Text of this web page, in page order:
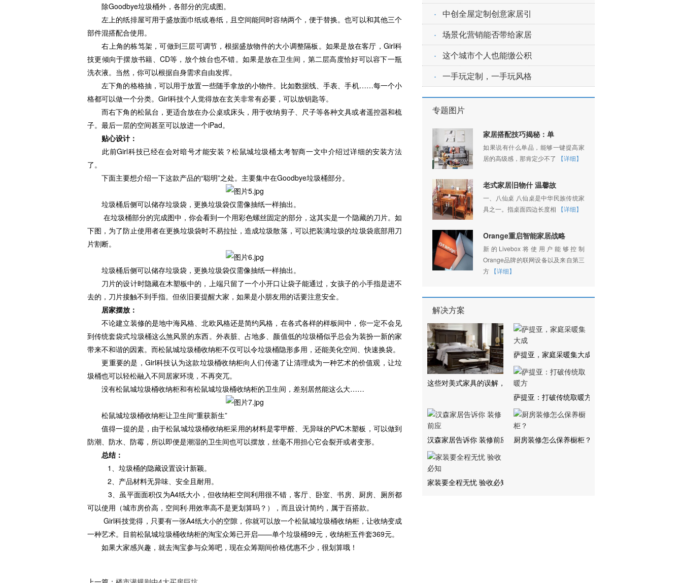
除Goodbye垃圾桶外，各部分的完成图。
左上的纸排屋可用于盛放面巾纸或卷纸，且空间能同时容纳两个，便于替换。也可以和其他三个
部件混搭配合使用。
右上角的栋笃架，可做到三层可调节，根据盛放物件的大小调整隔板。如果是放在客厅，Girl科
技更倾向于摆放书籍、CD等，放个烛台也不错。如果是放在卫生间，第二层高度恰好可以容下一瓶
洗衣液。当然，你可以根据自身需求自由发挥。
左下角的格格抽，可以用于放置一些随手拿放的小物件。比如数据线、手表、手机……每一个小
格都可以做一个分类。Girl科技个人觉得放在玄关非常有必要，可以放钥匙等。
而右下角的松鼠台，更适合放在办公桌或床头，用于收纳剪子、尺子等各种文具或者遥控器和梳
子。最后一层的空间甚至可以放进一个iPad。
贴心设计 ：
此前Girl科技已经在会对暗号才能安装？松鼠城垃圾桶太考智商一文中介绍过详细的安装方法
了。
下面主要想介绍一下这款产品的“聪明”之处。主要集中在Goodbye垃圾桶部分。
垃圾桶后侧可以储存垃圾袋，更换垃圾袋仅需像抽纸一样抽出。
在垃圾桶部分的完成图中，你会看到一个用彩色螺丝固定的部分，这其实是一个隐藏的刀片。如
下图，为了防止使用者在更换垃圾袋时不易拉扯，造成垃圾散落，可以把装满垃圾的垃圾袋底部用刀
片割断。
垃圾桶后侧可以储存垃圾袋，更换垃圾袋仅需像抽纸一样抽出。
刀片的设计时隐藏在木塑板中的，上端只留了一个小开口让袋子能通过，女孩子的小手指是进不
去的，刀片接触不到手指。但依旧要提醒大家，如果是小朋友用的话要注意安全。
居家摆放：
不论建立装修的是地中海风格、北欧风格还是简约风格，在各式各样的样板间中，你一定不会见
到传统套袋式垃圾桶这么煞风景的东西。外表脏、占地多、颜值低的垃圾桶似乎总会为装扮一新的家
带来不和谐的因素。而松鼠城垃圾桶收纳柜不仅可以令垃圾桶隐形多用，还能美化空间、快速换袋。
更重要的是，Girl科技认为这款垃圾桶收纳柜向人们传递了让清理成为一种艺术的价值观，让垃
圾桶也可以轻松融入不同居家环境，不再突兀。
没有松鼠城垃圾桶收纳柜和有松鼠城垃圾桶收纳柜的卫生间，差别居然能这么大……
松鼠城垃圾桶收纳柜让卫生间“重获新生”
值得一提的是，由于松鼠城垃圾桶收纳柜采用的材料是零甲醛、无异味的PVC木塑板，可以做到
防潮、防水、防霉，所以即便是潮湿的卫生间也可以摆放，丝毫不用担心它会裂开或者变形。
总结：
1、垃圾桶的隐藏设置设计新颖。
2、产品材料无异味、安全且耐用。
3、虽平面面积仅为A4纸大小，但收纳柜空间利用很不错，客厅、卧室、书房、厨房、厕所都
可以使用（城市房价高，空间利·用效率高不是更划算吗？），而且设计简约，属于百搭款。
Girl科技觉得，只要有一张A4纸大小的空隙，你就可以放一个松鼠城垃圾桶收纳柜，让收纳变成
一种艺术。目前松鼠城垃圾桶收纳柜的淘宝众筹已开启——单个垃圾桶99元，收纳柜五件套369元。
如果大家感兴趣，就去淘宝参与众筹吧，现在众筹期间价格优惠不少，很划算哦！
· 中创全屋定制创意家居引
· 场景化营销能否带给家居
· 这个城市个人也能缴公积
· 一手玩定制，一手玩风格
专题图片
家居搭配技巧揭秘：单
如果说有什么单品，能够一键提高家
居的高级感，那肯定少不了
【详细】
老式家居旧物什 温馨故
一、八仙桌 八仙桌是中华民族传统家
具之一。指桌面四边长度相
【详细】
Orange重启智能家居战略
新的Livebox将使用户能够控制
Orange品牌的联网设备以及来自第三
方 【详细】
解决方案
这些对美式家具的误解，
萨提亚，家庭采暖集大成
萨提亚：打破传统取暖方
汉森家居告诉你 装修前应 厨房装修怎么保养橱柜？
家装要全程无忧 验收必知